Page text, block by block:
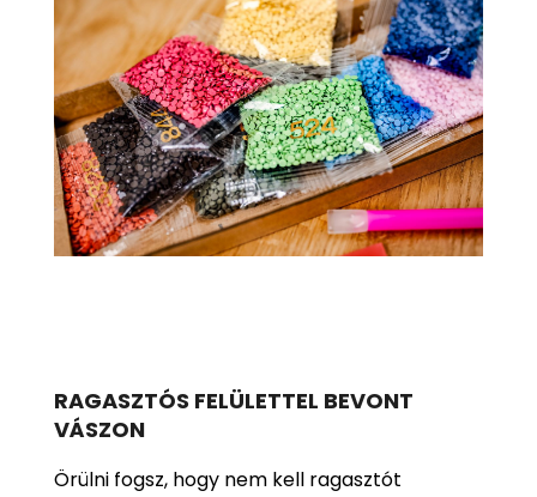
RAGASZTÓS FELÜLETTEL BEVONT
VÁSZON
Örülni fogsz, hogy nem kell ragasztót